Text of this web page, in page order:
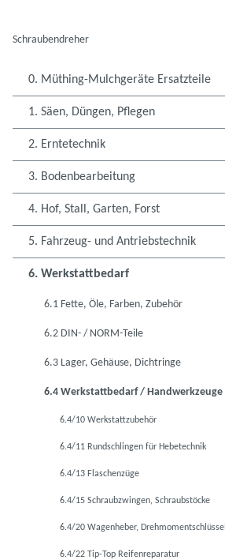
Schraubendreher
0. Müthing-Mulchgeräte Ersatzteile
1. Säen, Düngen, Pflegen
2. Erntetechnik
3. Bodenbearbeitung
4. Hof, Stall, Garten, Forst
5. Fahrzeug- und Antriebstechnik
6. Werkstattbedarf
6.1 Fette, Öle, Farben, Zubehör
6.2 DIN- / NORM-Teile
6.3 Lager, Gehäuse, Dichtringe
6.4 Werkstattbedarf / Handwerkzeuge
6.4/10 Werkstattzubehör
6.4/11 Rundschlingen für Hebetechnik
6.4/13 Flaschenzüge
6.4/15 Schraubzwingen, Schraubstöcke
6.4/20 Wagenheber, Drehmomentschlüssel
6.4/22 Tip-Top Reifenreparatur